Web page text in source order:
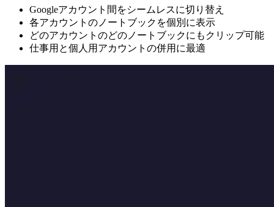
Googleアカウント間をシームレスに切り替え
各アカウントのノートブックを個別に表示
どのアカウントのどのノートブックにもクリップ可能
仕事用と個人用アカウントの併用に最適